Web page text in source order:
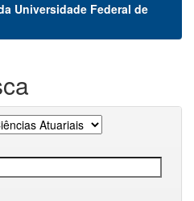
Universidade Federal de